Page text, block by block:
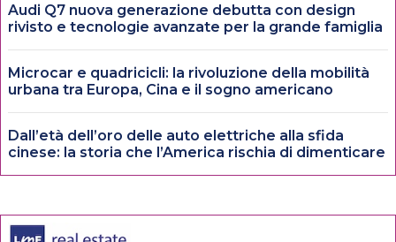
Audi Q7 nuova generazione debutta con design
rivisto e tecnologie avanzate per la grande famiglia
Microcar e quadricicli: la rivoluzione della mobilità
urbana tra Europa, Cina e il sogno americano
Dall’età dell’oro delle auto elettriche alla sfida
cinese: la storia che l’America rischia di dimenticare